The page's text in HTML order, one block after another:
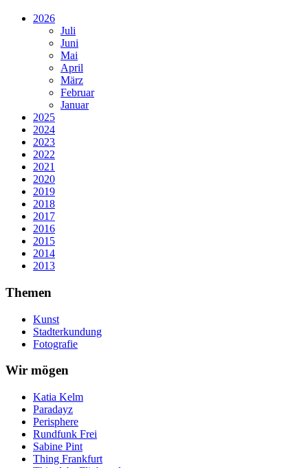
2026
Juli
Juni
Mai
April
März
Februar
Januar
2025
2024
2023
2022
2021
2020
2019
2018
2017
2016
2015
2014
2013
Themen
Kunst
Stadterkundung
Fotografie
Wir mögen
Katia Kelm
Paradayz
Perisphere
Rundfunk Frei
Sabine Pint
Thing Frankfurt